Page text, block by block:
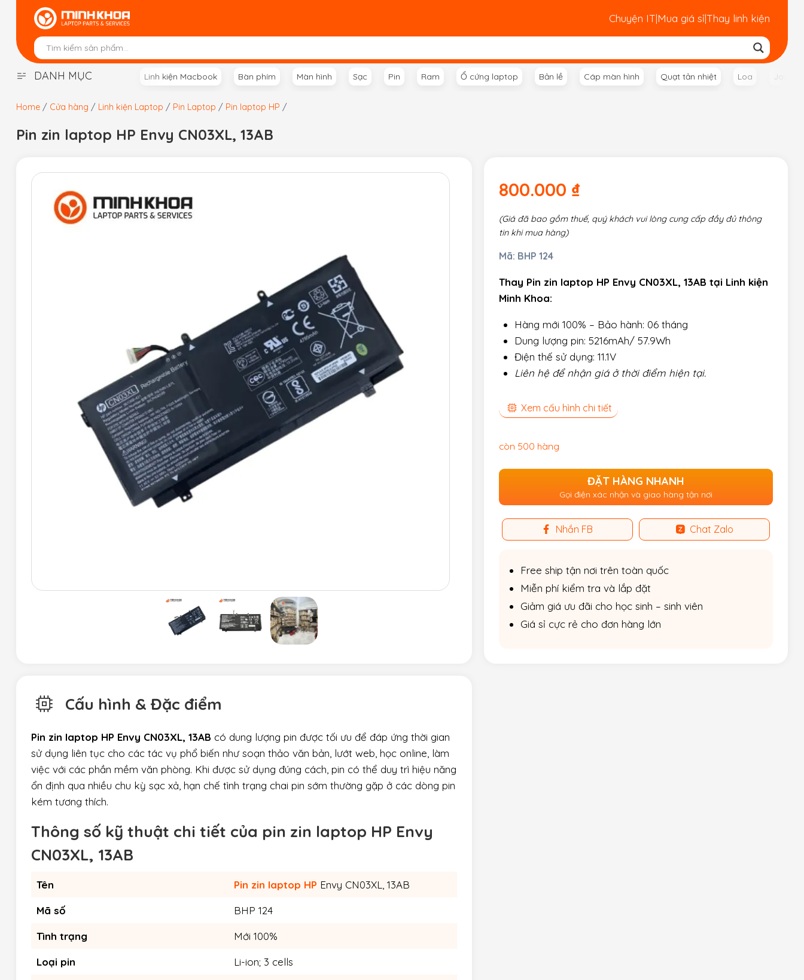
content
Chuyện IT|Mua giá sỉ|Thay linh kiện
Linh kiện Macbook Bàn phím Màn hình Sạc Pin Ram Ổ cứng laptop Bản lề Cáp màn hình Quạt tản nhiệt Loa Jack
DANH MỤC
Home / Cửa hàng / Linh kiện Laptop / Pin Laptop / Pin laptop HP /
Pin zin laptop HP Envy CN03XL, 13AB
800.000 ₫
(Giá đã bao gồm thuế, quý khách vui lòng cung cấp đầy đủ thông
tin khi mua hàng)
Mã: BHP 124
Thay Pin zin laptop HP Envy CN03XL, 13AB tại Linh kiện
Minh Khoa:
Hàng mới 100% – Bảo hành: 06 tháng
Dung lượng pin: 5216mAh/ 57.9Wh
Điện thế sử dụng: 11.1V
Liên hệ để nhận giá ở thời điểm hiện tại.
Xem cấu hình chi tiết
còn 500 hàng
ĐẶT HÀNG NHANH
Gọi điện xác nhận và giao hàng tận nơi
Nhắn FB Chat Zalo
Free ship tận nơi trên toàn quốc
Miễn phí kiểm tra và lắp đặt
Giảm giá ưu đãi cho học sinh – sinh viên
Giá sỉ cực rẻ cho đơn hàng lớn
Cấu hình & Đặc điểm
Pin zin laptop HP Envy CN03XL, 13AB có dung lượng pin được tối ưu để đáp ứng thời gian
sử dụng liên tục cho các tác vụ phổ biến như soạn thảo văn bản, lướt web, học online, làm
việc với các phần mềm văn phòng. Khi được sử dụng đúng cách, pin có thể duy trì hiệu năng
ổn định qua nhiều chu kỳ sạc xả, hạn chế tình trạng chai pin sớm thường gặp ở các dòng pin
kém tương thích.
Thông số kỹ thuật chi tiết của pin zin laptop HP Envy
CN03XL, 13AB
Tên Pin zin laptop HP Envy CN03XL, 13AB
Mã số BHP 124
Tình trạng Mới 100%
Loại pin Li-ion; 3 cells